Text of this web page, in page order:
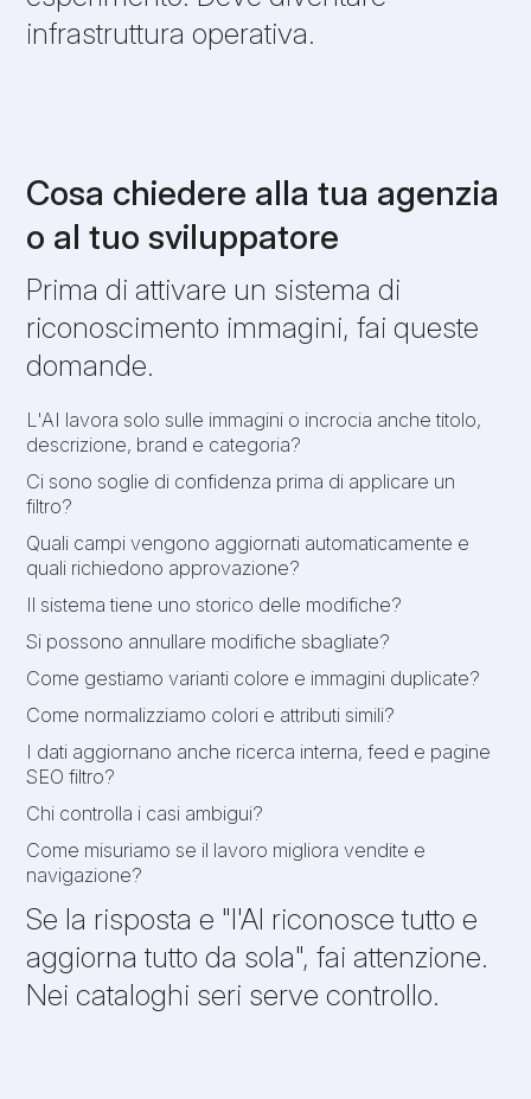
infrastruttura operativa.
Cosa chiedere alla tua agenzia
o al tuo sviluppatore
Prima di attivare un sistema di
riconoscimento immagini, fai queste
domande.
L'AI lavora solo sulle immagini o incrocia anche titolo,
descrizione, brand e categoria?
Ci sono soglie di confidenza prima di applicare un
filtro?
Quali campi vengono aggiornati automaticamente e
quali richiedono approvazione?
Il sistema tiene uno storico delle modifiche?
Si possono annullare modifiche sbagliate?
Come gestiamo varianti colore e immagini duplicate?
Come normalizziamo colori e attributi simili?
I dati aggiornano anche ricerca interna, feed e pagine
SEO filtro?
Chi controlla i casi ambigui?
Come misuriamo se il lavoro migliora vendite e
navigazione?
Se la risposta e "l'AI riconosce tutto e
aggiorna tutto da sola", fai attenzione.
Nei cataloghi seri serve controllo.